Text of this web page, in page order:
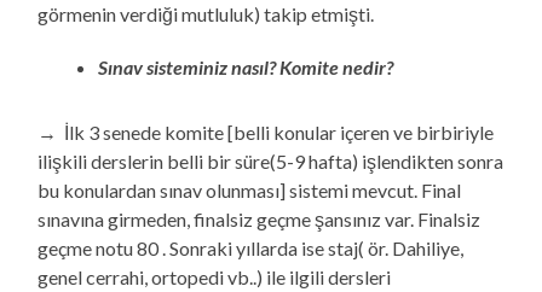
görmenin verdiği mutluluk) takip etmişti.
Sınav sisteminiz nasıl? Komite nedir?
→ İlk 3 senede komite [belli konular içeren ve birbiriyle
ilişkili derslerin belli bir süre(5-9 hafta) işlendikten sonra
bu konulardan sınav olunması] sistemi mevcut. Final
sınavına girmeden, finalsiz geçme şansınız var. Finalsiz
geçme notu 80 . Sonraki yıllarda ise staj( ör. Dahiliye,
genel cerrahi, ortopedi vb..) ile ilgili dersleri